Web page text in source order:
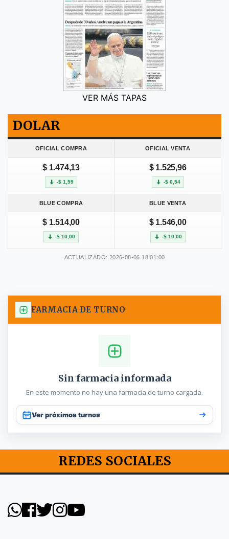
VER MÁS TAPAS
DOLAR
OFICIAL COMPRA OFICIAL VENTA
$ 1.474,13
-$ 1,59
$ 1.525,96
-$ 0,54
BLUE COMPRA BLUE VENTA
$ 1.514,00
-$ 10,00
$ 1.546,00
-$ 10,00
ACTUALIZADO: 2026-08-06 18:01:00
FARMACIA DE TURNO
Sin farmacia informada
En este momento no hay una farmacia de turno cargada.
Ver próximos turnos
REDES SOCIALES